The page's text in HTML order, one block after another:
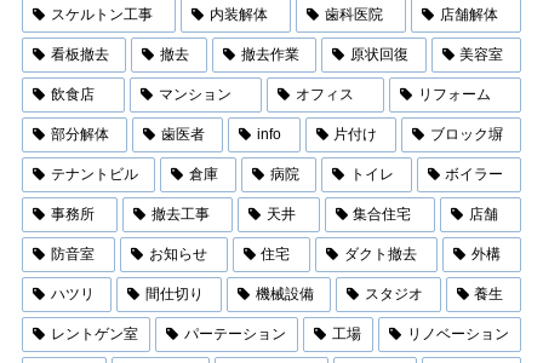
スケルトン工事 内装解体 歯科医院 店舗解体
看板撤去 撤去 撤去作業 原状回復 美容室
飲食店 マンション オフィス リフォーム
部分解体 歯医者 info 片付け ブロック塀
テナントビル 倉庫 病院 トイレ ボイラー
事務所 撤去工事 天井 集合住宅 店舗
防音室 お知らせ 住宅 ダクト撤去 外構
ハツリ 間仕切り 機械設備 スタジオ 養生
レントゲン室 パーテーション 工場 リノベーション